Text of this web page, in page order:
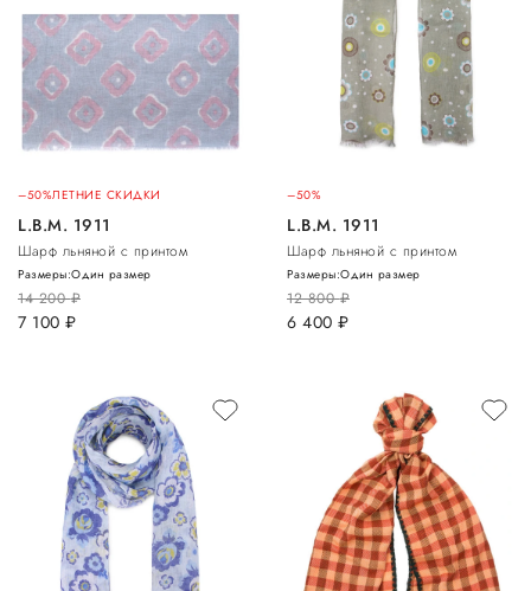
–50%ЛЕТНИЕ СКИДКИ
L.B.M. 1911
Шарф льняной с принтом
14 200руб.
7 100 руб.
Размеры:Один размер
–50%
L.B.M. 1911
Шарф льняной с принтом
12 800руб.
6 400 руб.
Размеры:Один размер